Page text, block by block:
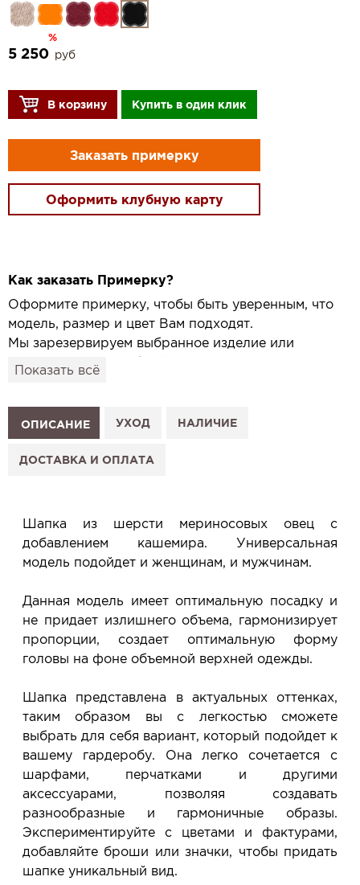
%
5 250 руб
В корзину Купить в один клик
Заказать примерку
Оформить клубную карту
Как заказать Примерку?
Оформите примерку, чтобы быть уверенным, что
модель, размер и цвет Вам подходят.
Мы зарезервируем выбранное изделие или
привезём его в удобный для вас салон и
1. Выберите изделие на сайте.
2. Нажмите «Заказать примерку» и выберите салон.
3. Заполните форму и отправьте заявку.
Услуга бесплатная и ни к чему не обязывает: Вы
примеряете в салоне и уже на месте решаете,
покупать или нет.
Планируйте визит в удобное для Вас время -
резерв действует 5 дней.
Показать всё
ОПИСАНИЕ УХОД НАЛИЧИЕ
ДОСТАВКА И ОПЛАТА
Шапка из шерсти мериносовых овец с
добавлением кашемира. Универсальная
модель подойдет и женщинам, и мужчинам.
Данная модель имеет оптимальную посадку и
не придает излишнего объема, гармонизирует
пропорции, создает оптимальную форму
головы на фоне объемной верхней одежды.
Шапка представлена в актуальных оттенках,
таким образом вы с легкостью сможете
выбрать для себя вариант, который подойдет к
вашему гардеробу. Она легко сочетается с
шарфами, перчатками и другими
аксессуарами, позволяя создавать
разнообразные и гармоничные образы.
Экспериментируйте с цветами и фактурами,
добавляйте броши или значки, чтобы придать
шапке уникальный вид.